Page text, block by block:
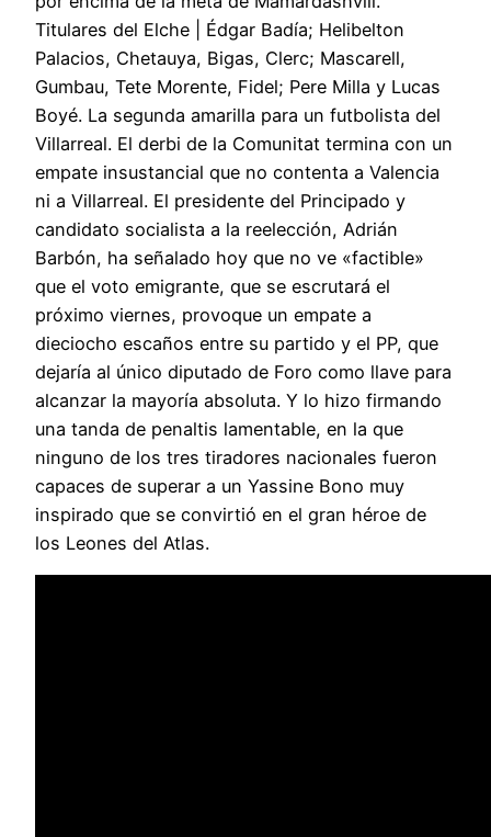
Titulares del Elche | Édgar Badía; Helibelton
Palacios, Chetauya, Bigas, Clerc; Mascarell,
Gumbau, Tete Morente, Fidel; Pere Milla y Lucas
Boyé. La segunda amarilla para un futbolista del
Villarreal. El derbi de la Comunitat termina con un
empate insustancial que no contenta a Valencia
ni a Villarreal. El presidente del Principado y
candidato socialista a la reelección, Adrián
Barbón, ha señalado hoy que no ve «factible»
que el voto emigrante, que se escrutará el
próximo viernes, provoque un empate a
dieciocho escaños entre su partido y el PP, que
dejaría al único diputado de Foro como llave para
alcanzar la mayoría absoluta. Y lo hizo firmando
una tanda de penaltis lamentable, en la que
ninguno de los tres tiradores nacionales fueron
capaces de superar a un Yassine Bono muy
inspirado que se convirtió en el gran héroe de
los Leones del Atlas.